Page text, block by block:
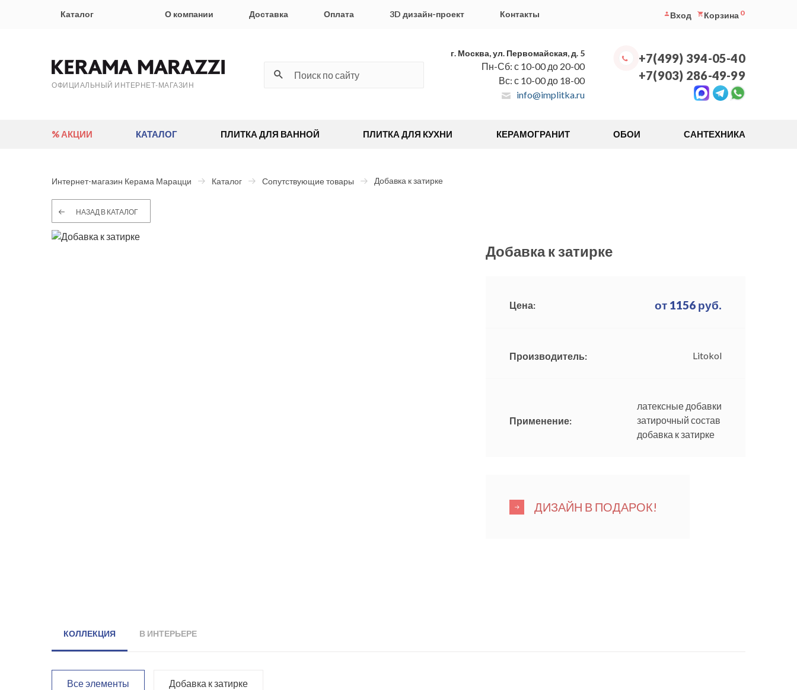
Каталог О компании Доставка Оплата 3D дизайн-проект Контакты Вход Корзина 0
ОФИЦИАЛЬНЫЙ ИНТЕРНЕТ-МАГАЗИН
г. Москва, ул. Первомайская, д. 5
Пн-Сб: с 10-00 до 20-00
Вс: с 10-00 до 18-00
info@implitka.ru
+7(499) 394-05-40
+7(903) 286-49-99
% АКЦИИ КАТАЛОГ ПЛИТКА ДЛЯ ВАННОЙ ПЛИТКА ДЛЯ КУХНИ КЕРАМОГРАНИТ ОБОИ САНТЕХНИКА
Интернет-магазин Керама Марацци Каталог Сопутствующие товары Добавка к затирке
НАЗАД В КАТАЛОГ
Добавка к затирке
Цена: от 1156 руб.
Производитель: Litokol
Применение:
латексные добавки
затирочный состав
добавка к затирке
ДИЗАЙН В ПОДАРОК!
КОЛЛЕКЦИЯ В ИНТЕРЬЕРЕ
Все элементы Добавка к затирке